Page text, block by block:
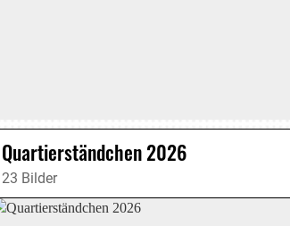
Quartierständchen 2026
23 Bilder